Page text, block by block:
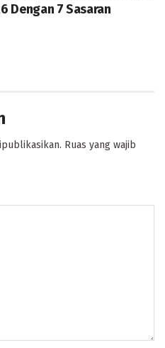
Dengan 7 Sasaran
Ruas yang wajib